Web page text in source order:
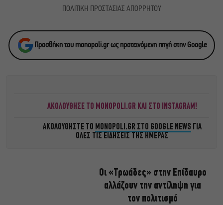
ΠΟΛΙΤΙΚΗ ΠΡΟΣΤΑΣΙΑΣ ΑΠΟΡΡΗΤΟΥ
Προσθήκη του monopoli.gr ως προτεινόμενη πηγή στην Google
ΑΚΟΛΟΥΘΗΣΕ ΤΟ MONOPOLI.GR ΚΑΙ ΣΤΟ INSTAGRAM!
ΑΚΟΛΟΥΘΗΣΤΕ ΤΟ MONOPOLI.GR ΣΤΟ GOOGLE NEWS ΓΙΑ
ΟΛΕΣ ΤΙΣ ΕΙΔΗΣΕΙΣ ΤΗΣ ΗΜΕΡΑΣ
Οι «Τρωάδες» στην Επίδαυρο
αλλάζουν την αντίληψη για
τον πολιτισμό